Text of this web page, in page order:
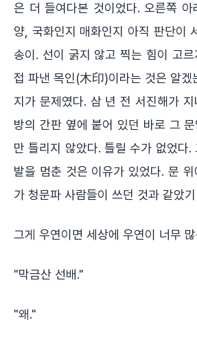
은 더 들여다본 것이었다. 오른쪽
양, 국화인지 매화인지 아직 판단이
송이. 선이 굵지 않고 찍는 힘이 고
접 파낸 목인(木印)이라는 것은 알겠
지가 문제였다. 삼 년 전 서진해가
방의 간판 옆에 붙어 있던 바로 그 문
만 틀리지 않았다. 틀릴 수가 없었다.
발을 멈춘 것은 이유가 있었다. 문 위
가 청문파 사람들이 쓰던 것과 같았
그게 우연이면 세상에 우연이 너무
"막금산 선배."
"왜."